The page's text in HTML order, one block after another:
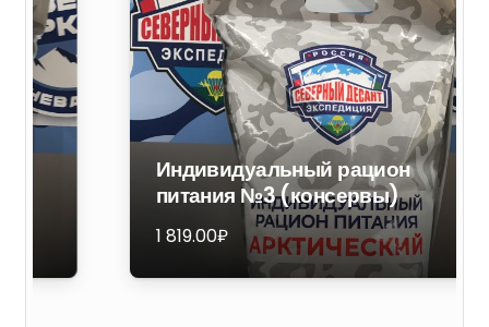
Индивидуальный рацион
питания №3 (консервы)
₽